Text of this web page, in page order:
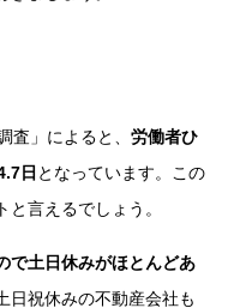
査」によると、 労働者ひ
日 となっています。この
言えるでしょう。
で土日休みがほとんどあ
日祝休みの不動産会社も